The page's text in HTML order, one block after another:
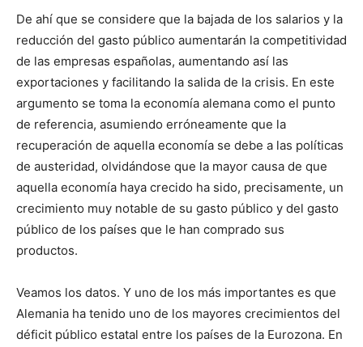
De ahí que se considere que la bajada de los salarios y la
reducción del gasto público aumentarán la competitividad
de las empresas españolas, aumentando así las
exportaciones y facilitando la salida de la crisis. En este
argumento se toma la economía alemana como el punto
de referencia, asumiendo erróneamente que la
recuperación de aquella economía se debe a las políticas
de austeridad, olvidándose que la mayor causa de que
aquella economía haya crecido ha sido, precisamente, un
crecimiento muy notable de su gasto público y del gasto
público de los países que le han comprado sus
productos.
Veamos los datos. Y uno de los más importantes es que
Alemania ha tenido uno de los mayores crecimientos del
déficit público estatal entre los países de la Eurozona. En